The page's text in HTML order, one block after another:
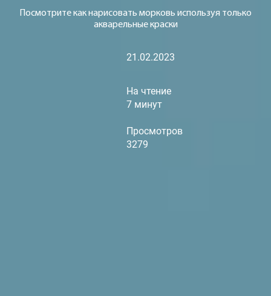
Посмотрите как нарисовать морковь используя только
акварельные краски
21.02.2023
На чтение
7 минут
Просмотров
3279